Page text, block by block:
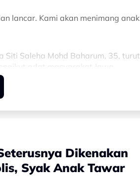
lancar. Kami akan menimang anak
Siti Saleha Mohd Baharum, 35, turut
adat masyarakat Jawa.
salera dengan air mandian
Dikenakan
Syak Anak Tawar